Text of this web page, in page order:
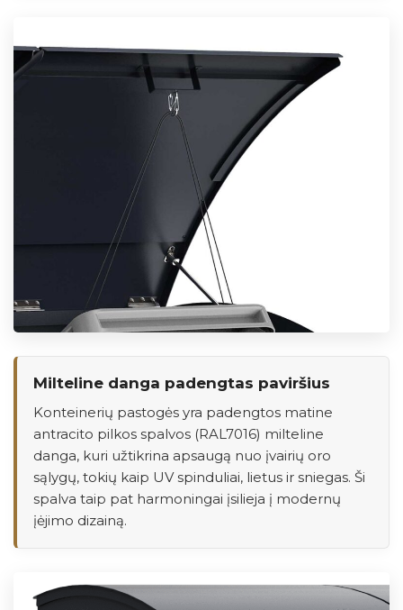
Milteline danga padengtas paviršius
Konteinerių pastogės yra padengtos matine
antracito pilkos spalvos (RAL7016) milteline
danga, kuri užtikrina apsaugą nuo įvairių oro
sąlygų, tokių kaip UV spinduliai, lietus ir sniegas. Ši
spalva taip pat harmoningai įsilieja į modernų
įėjimo dizainą.